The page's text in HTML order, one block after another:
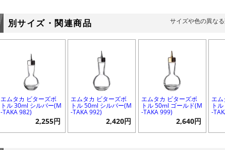
別サイズ・関連商品 サイズや色の異な
エムタカ ビターズボ
トル 30ml シルバー(M
-TAKA 982)
2,255円
エムタカ ビターズボ
トル 50ml シルバー(M
-TAKA 992)
2,420円
エムタカ ビターズボ
トル 50ml ゴールド(M
-TAKA 999)
2,640円
エム
ト
-